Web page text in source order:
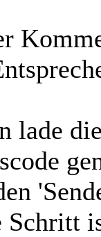
lade
Schritt